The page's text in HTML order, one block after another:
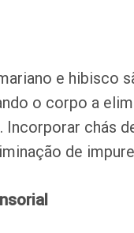
e hibisco
o corpo a
chás
de